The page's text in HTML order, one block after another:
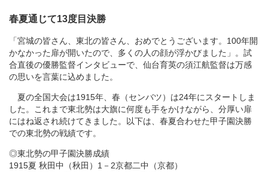
春夏通じて13度目決勝
「宮城の皆さん、東北の皆さん、おめでとうございます。100年開
かなかった扉が開いたので、多くの人の顔が浮かびました」。試
合直後の優勝監督インタビューで、仙台育英の須江航監督は万感
の思いを言葉に込めました。
夏の全国大会は1915年、春（センバツ）は24年にスタートしま
した。これまで東北勢は大旗に何度も手をかけながら、分厚い扉
にはね返され続けてきました。以下は、春夏合わせた甲子園決勝
での東北勢の戦績です。
◎東北勢の甲子園決勝成績
1915夏 秋田中（秋田）1－2京都二中（京都）